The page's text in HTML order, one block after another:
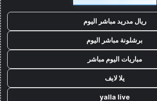
ريال مدريد مباشر اليوم
برشلونة مباشر اليوم
مباريات اليوم مباشر
يلا لايف
yalla live